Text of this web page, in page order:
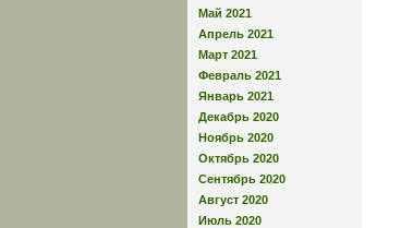
Май 2021
Апрель 2021
Март 2021
Февраль 2021
Январь 2021
Декабрь 2020
Ноябрь 2020
Октябрь 2020
Сентябрь 2020
Август 2020
Июль 2020